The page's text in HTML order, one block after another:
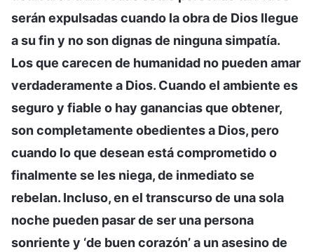
serán expulsadas cuando la obra de Dios llegue
a su fin y no son dignas de ninguna simpatía.
Los que carecen de humanidad no pueden amar
verdaderamente a Dios. Cuando el ambiente es
seguro y fiable o hay ganancias que obtener,
son completamente obedientes a Dios, pero
cuando lo que desean está comprometido o
finalmente se les niega, de inmediato se
rebelan. Incluso, en el transcurso de una sola
noche pueden pasar de ser una persona
sonriente y ‘de buen corazón’ a un asesino de